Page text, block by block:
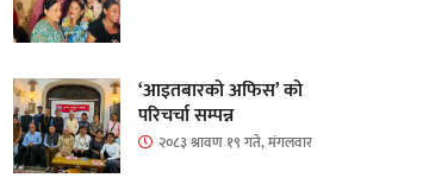
‘आइतबारको अफिस’ को
परिचर्चा सम्पन्न
२०८३ श्रावण १९ गते, मंगलवार